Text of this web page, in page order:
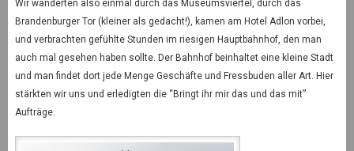
Wir wanderten also einmal durch das Museumsviertel, durch das
Brandenburger Tor (kleiner als gedacht!), kamen am Hotel Adlon vorbei,
und verbrachten gefühlte Stunden im riesigen Hauptbahnhof, den man
auch mal gesehen haben sollte. Der Bahnhof beinhaltet eine kleine Stadt
und man findet dort jede Menge Geschäfte und Fressbuden aller Art. Hier
stärkten wir uns und erledigten die “Bringt ihr mir das und das mit”
Aufträge.